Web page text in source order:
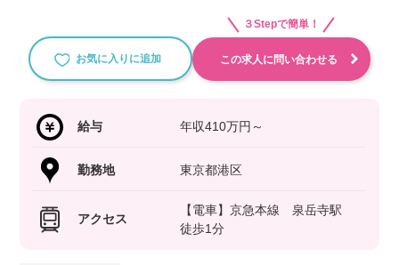
お気に入りに追加
３Stepで簡単！
この求人に問い合わせる
給与 年収410万円～
勤務地 東京都港区
アクセス
【電車】京急本線 泉岳寺駅
徒歩1分